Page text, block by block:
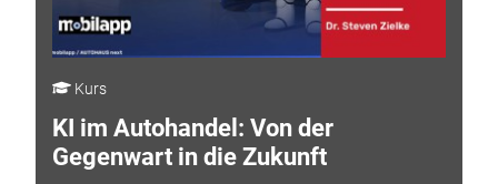
Kurs
KI im Autohandel: Von der
Gegenwart in die Zukunft